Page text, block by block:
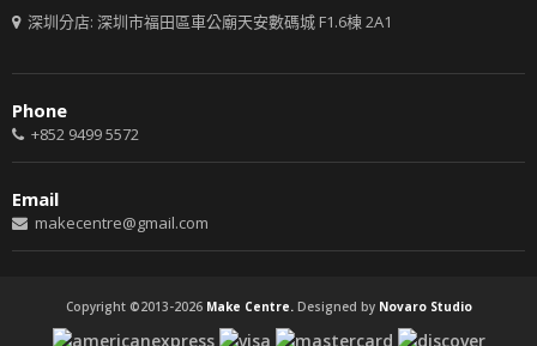
深圳分店: 深圳市福田區車公廟天安數碼城 F1.6棟 2A1
Phone
+852 9499 5572
Email
makecentre@gmail.com
Copyright ©2013-2026 Make Centre.Designed by Novaro Studio